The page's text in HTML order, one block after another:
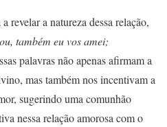
revelar a natureza dessa relação,
também eu vos amei;
palavras não apenas afirmam a
mas também nos incentivam a
sugerindo uma comunhão
nessa relação amorosa com o